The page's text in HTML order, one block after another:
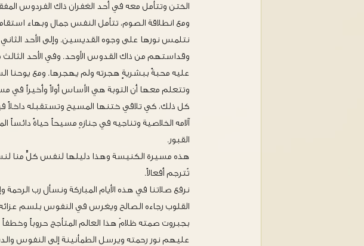
الختن وتتأمل معه في أحد الغفران ذاك الفردوس
ومع انطلاقة الصوم، تتأمل النفس جمال وبهاء
نتلمس نورها على وجوه القديسين. وإلى الأحد
وقداستهم من ذاك القدوس الأوحد. وفي الأحد
عليه محبةً ببشريةٍ هجرته ولم يهجرها. ومع يوحنا
وتتعلم معها أن التوبة هي الأساس أولاً وأخيراً في
كل ذلك، كي تلاقي ختنها المسيح وتستقبله
آلامه الخلاصية وتناجيه في جنازهِ مسيحاً حياةً دائساً
القبور.
هذه مسيرة الكنيسة وهذا دليلها لنفس كلٍّ منا
تُترجم أفعالاً.
نرفع صلاتنا في هذه الأيام المباركة ونسأل رب الرحمة
القلوب رجاءه الصالح ويغرس في النفوس بلسم
بجبروت صمته ظلامَ هذا العالم المتأجج حروباً
عليهم نور رحمته ويرسل الطمأنينة إلى النفوس